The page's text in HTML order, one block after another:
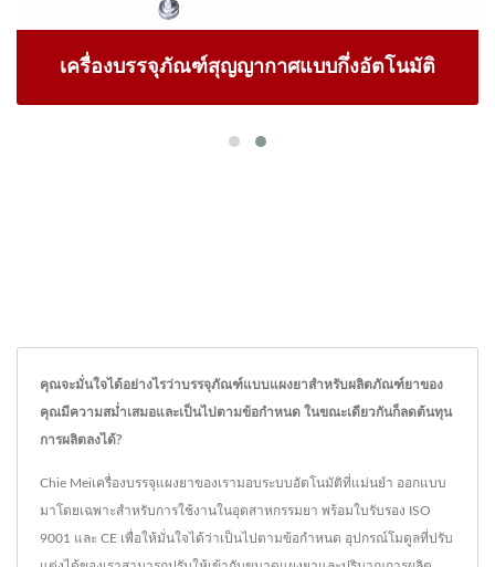
เครื่องบรรจุภัณฑ์สุญญากาศแบบกึ่งอัตโนมัติ
คุณจะมั่นใจได้อย่างไรว่าบรรจุภัณฑ์แบบแผงยาสำหรับผลิตภัณฑ์ยาของ
คุณมีความสม่ำเสมอและเป็นไปตามข้อกำหนด ในขณะเดียวกันก็ลดต้นทุน
การผลิตลงได้?
Chie Meiเครื่องบรรจุแผงยาของเรามอบระบบอัตโนมัติที่แม่นยำ ออกแบบ
มาโดยเฉพาะสำหรับการใช้งานในอุตสาหกรรมยา พร้อมใบรับรอง ISO
9001 และ CE เพื่อให้มั่นใจได้ว่าเป็นไปตามข้อกำหนด อุปกรณ์โมดูลที่ปรับ